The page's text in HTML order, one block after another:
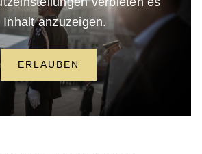
anzuzeigen.
ERLAUBEN